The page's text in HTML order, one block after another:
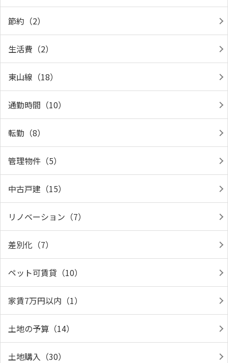
節約（2）
生活費（2）
東山線（18）
通勤時間（10）
転勤（8）
管理物件（5）
中古戸建（15）
リノベーション（7）
差別化（7）
ペット可賃貸（10）
家賃7万円以内（1）
土地の予算（14）
土地購入（30）